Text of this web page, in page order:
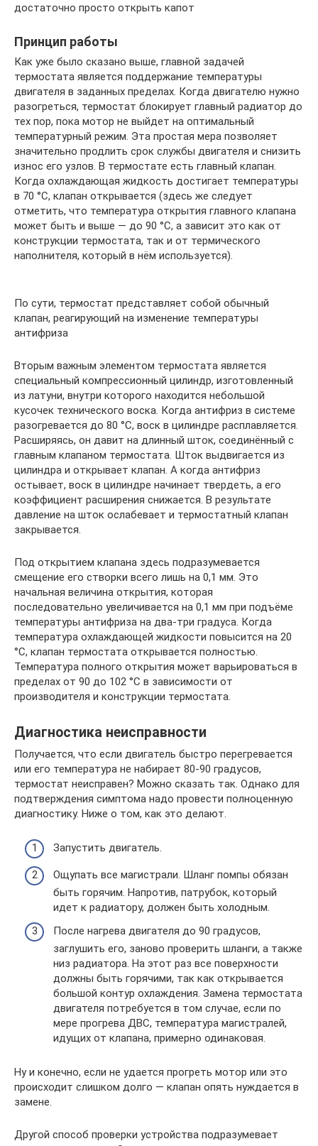
достаточно просто открыть капот
Принцип работы
Как уже было сказано выше, главной задачей
термостата является поддержание температуры
двигателя в заданных пределах. Когда двигателю нужно
разогреться, термостат блокирует главный радиатор до
тех пор, пока мотор не выйдет на оптимальный
температурный режим. Эта простая мера позволяет
значительно продлить срок службы двигателя и снизить
износ его узлов. В термостате есть главный клапан.
Когда охлаждающая жидкость достигает температуры
в 70 °C, клапан открывается (здесь же следует
отметить, что температура открытия главного клапана
может быть и выше — до 90 °C, а зависит это как от
конструкции термостата, так и от термического
наполнителя, который в нём используется).
По сути, термостат представляет собой обычный
клапан, реагирующий на изменение температуры
антифриза
Вторым важным элементом термостата является
специальный компрессионный цилиндр, изготовленный
из латуни, внутри которого находится небольшой
кусочек технического воска. Когда антифриз в системе
разогревается до 80 °C, воск в цилиндре расплавляется.
Расширяясь, он давит на длинный шток, соединённый с
главным клапаном термостата. Шток выдвигается из
цилиндра и открывает клапан. А когда антифриз
остывает, воск в цилиндре начинает твердеть, а его
коэффициент расширения снижается. В результате
давление на шток ослабевает и термостатный клапан
закрывается.
Под открытием клапана здесь подразумевается
смещение его створки всего лишь на 0,1 мм. Это
начальная величина открытия, которая
последовательно увеличивается на 0,1 мм при подъёме
температуры антифриза на два-три градуса. Когда
температура охлаждающей жидкости повысится на 20
°C, клапан термостата открывается полностью.
Температура полного открытия может варьироваться в
пределах от 90 до 102 °C в зависимости от
производителя и конструкции термостата.
Диагностика неисправности
Получается, что если двигатель быстро перегревается
или его температура не набирает 80-90 градусов,
термостат неисправен? Можно сказать так. Однако для
подтверждения симптома надо провести полноценную
диагностику. Ниже о том, как это делают.
Запустить двигатель.
Ощупать все магистрали. Шланг помпы обязан
быть горячим. Напротив, патрубок, который
идет к радиатору, должен быть холодным.
После нагрева двигателя до 90 градусов,
заглушить его, заново проверить шланги, а также
низ радиатора. На этот раз все поверхности
должны быть горячими, так как открывается
большой контур охлаждения. Замена термостата
двигателя потребуется в том случае, если по
мере прогрева ДВС, температура магистралей,
идущих от клапана, примерно одинаковая.
Ну и конечно, если не удается прогреть мотор или это
происходит слишком долго — клапан опять нуждается в
замене.
Другой способ проверки устройства подразумевает